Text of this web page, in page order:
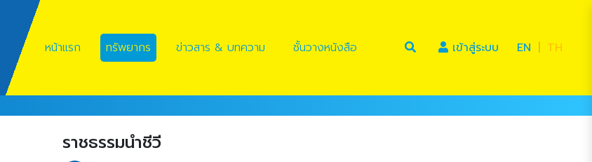
หน้าแรก ทรัพยากร ข่าวสาร & บทความ ชั้นวางหนังสือ เข้าสู่ระบบ (current)
EN | TH
ราชธรรมนำชีวี